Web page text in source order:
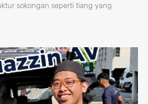
sokongan seperti tiang yang